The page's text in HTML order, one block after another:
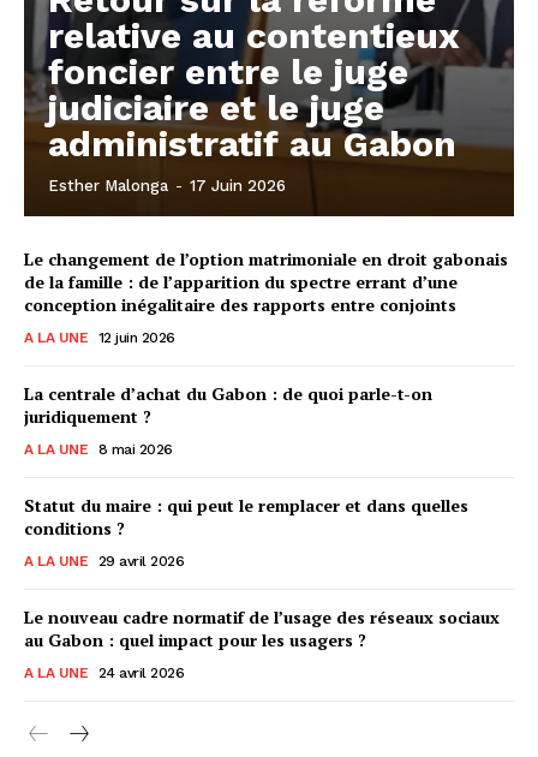
relative au contentieux
foncier entre le juge
judiciaire et le juge
administratif au Gabon
Esther Malonga - 17 Juin 2026
Le changement de l’option matrimoniale en droit gabonais
de la famille : de l’apparition du spectre errant d’une
conception inégalitaire des rapports entre conjoints
A LA UNE 12 juin 2026
La centrale d’achat du Gabon : de quoi parle-t-on
juridiquement ?
A LA UNE 8 mai 2026
Statut du maire : qui peut le remplacer et dans quelles
conditions ?
A LA UNE 29 avril 2026
Le nouveau cadre normatif de l’usage des réseaux sociaux
au Gabon : quel impact pour les usagers ?
A LA UNE 24 avril 2026